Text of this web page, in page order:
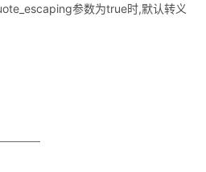
参数为true时,默认转义